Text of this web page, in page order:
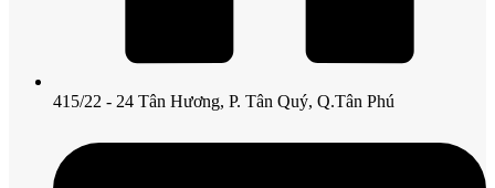
415/22 - 24 Tân Hương, P. Tân Quý, Q.Tân Phú